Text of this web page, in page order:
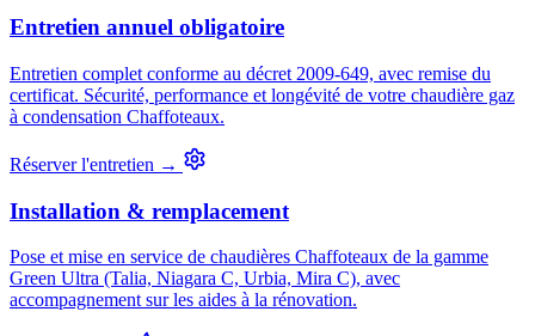
Entretien annuel obligatoire
Entretien complet conforme au décret 2009-649, avec remise du
certificat. Sécurité, performance et longévité de votre chaudière gaz
à condensation Chaffoteaux.
Réserver l'entretien →
Installation & remplacement
Pose et mise en service de chaudières Chaffoteaux de la gamme
Green Ultra (Talia, Niagara C, Urbia, Mira C), avec
accompagnement sur les aides à la rénovation.